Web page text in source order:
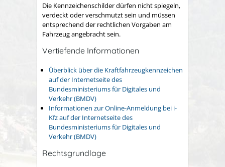
Die Kennzeichenschilder dürfen nicht spiegeln,
verdeckt oder verschmutzt sein und müssen
entsprechend der rechtlichen Vorgaben am
Fahrzeug angebracht sein.
Vertiefende Informationen
Überblick über die Kraftfahrzeugkennzeichen
auf der Internetseite des
Bundesministeriums für Digitales und
Verkehr (BMDV)
Informationen zur Online-Anmeldung bei i-
Kfz auf der Internetseite des
Bundesministeriums für Digitales und
Verkehr (BMDV)
Rechtsgrundlage